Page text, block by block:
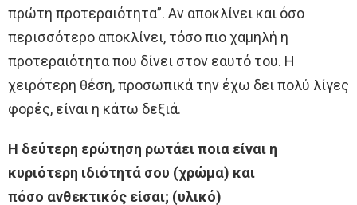
πρώτη προτεραιότητα”. Αν αποκλίνει και όσο
περισσότερο αποκλίνει, τόσο πιο χαμηλή η
προτεραιότητα που δίνει στον εαυτό του. Η
χειρότερη θέση, προσωπικά την έχω δει πολύ λίγες
φορές, είναι η κάτω δεξιά.
Η δεύτερη ερώτηση ρωτάει ποια είναι η
κυριότερη ιδιότητά σου (χρώμα) και
πόσο ανθεκτικός είσαι; (υλικό)